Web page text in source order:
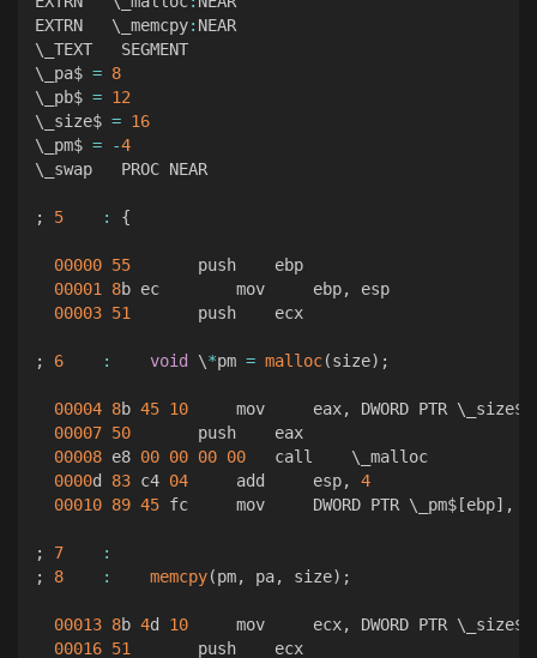
EXTRN   \_memcpy: NEAR
\_TEXT   SEGMENT
\_pa$ = 8
\_pb$ = 12
\_size$ = 16
\_pm$ = -4
\_swap   PROC NEAR
; 5 : {
00000 55
       push    ebp
00001 8b ec        mov     ebp, esp
00003 51
       push    ecx
; 6 : void \*pm = malloc(size) ;
00004 8b 45 10
     mov     eax
, DWORD PTR \_size$
00007 50
       push    eax
00008 e8 00 00 00 00
   call    \_malloc
0000d 83 c4 04
     add     esp
,
4
00010 89 45 fc     mov     DWORD PTR \_pm$[ebp] ,
; 7
:
;
8 : memcpy(pm, pa, size) ;
00013 8b 4d 10
     mov     ecx
, DWORD PTR \_size$
00016 51
       push    ecx